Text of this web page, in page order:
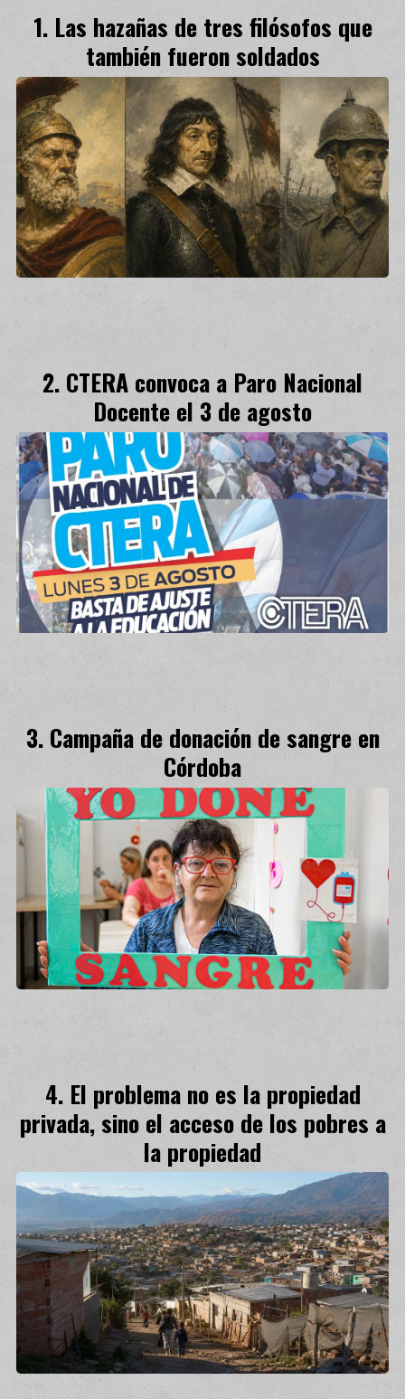
Las hazañas de tres filósofos que
también fueron soldados
CTERA convoca a Paro Nacional
Docente el 3 de agosto
Campaña de donación de sangre en
Córdoba
El problema no es la propiedad
privada, sino el acceso de los pobres a
la propiedad